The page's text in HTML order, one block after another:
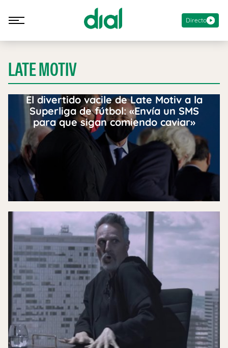
Directo
LATE MOTIV
El divertido vacile de Late Motiv a la
Superliga de fútbol: «Envía un SMS
para que sigan comiendo caviar»